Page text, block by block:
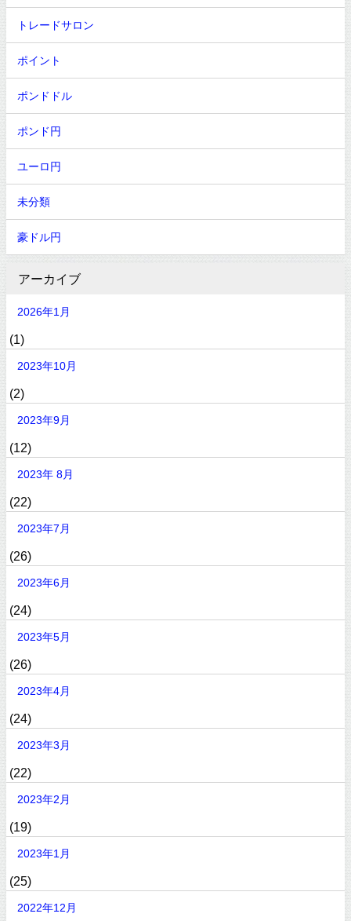
トレードサロン
ポイント
ポンドドル
ポンド円
ユーロ円
未分類
豪ドル円
アーカイブ
2026年1月
(1)
2023年10月
(2)
2023年9月
(12)
2023年 8月
(22)
2023年7月
(26)
2023年6月
(24)
2023年5月
(26)
2023年4月
(24)
2023年3月
(22)
2023年2月
(19)
2023年1月
(25)
2022年12月